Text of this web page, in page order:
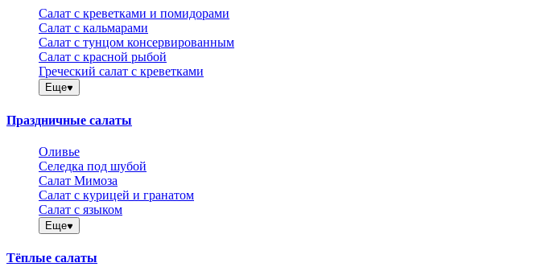
Салат с креветками и помидорами
Салат с кальмарами
Салат с тунцом консервированным
Салат с красной рыбой
Греческий салат с креветками
Еще
Праздничные салаты
Оливье
Селедка под шубой
Салат Мимоза
Салат с курицей и гранатом
Салат с языком
Еще
Тёплые салаты